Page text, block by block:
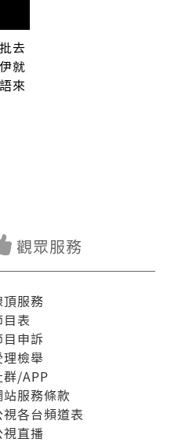
去
就
來
觀眾服務
頂服務
目表
目申訴
理檢舉
群/APP
站服務條款
視各台頻道表
視直播